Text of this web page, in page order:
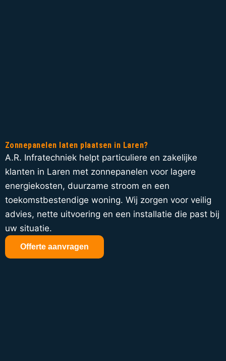
Zonnepanelen laten plaatsen in Laren?
A.R. Infratechniek helpt particuliere en zakelijke
klanten in Laren met zonnepanelen voor lagere
energiekosten, duurzame stroom en een
toekomstbestendige woning. Wij zorgen voor veilig
advies, nette uitvoering en een installatie die past bij
uw situatie.
Offerte aanvragen